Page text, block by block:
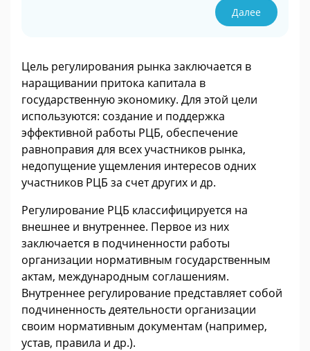
Далее
Цель регулирования рынка заключается в
наращивании притока капитала в
государственную экономику. Для этой цели
используются: создание и поддержка
эффективной работы РЦБ, обеспечение
равноправия для всех участников рынка,
недопущение ущемления интересов одних
участников РЦБ за счет других и др.
Регулирование РЦБ классифицируется на
внешнее и внутреннее. Первое из них
заключается в подчиненности работы
организации нормативным государственным
актам, международным соглашениям.
Внутреннее регулирование представляет собой
подчиненность деятельности организации
своим нормативным документам (например,
устав, правила и др.).